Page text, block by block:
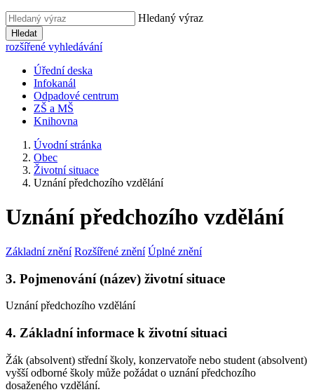
Hledaný výraz
Hledat
rozšířené vyhledávání
Úřední deska
Infokanál
Odpadové centrum
ZŠ a MŠ
Knihovna
Úvodní stránka
Obec
Životní situace
Uznání předchozího vzdělání
Uznání předchozího vzdělání
Základní znění Rozšířené znění Úplné znění
3. Pojmenování (název) životní situace
Uznání předchozího vzdělání
4. Základní informace k životní situaci
Žák (absolvent) střední školy, konzervatoře nebo student (absolvent)
vyšší odborné školy může požádat o uznání předchozího
dosaženého vzdělání.